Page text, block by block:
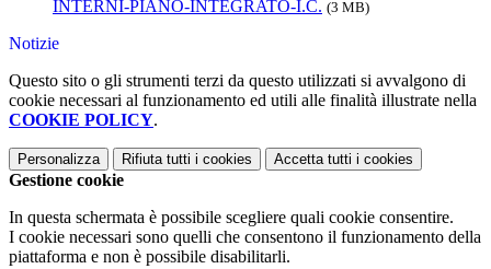
INTERNI-PIANO-INTEGRATO-I.C. (3 MB)
Notizie
Questo sito o gli strumenti terzi da questo utilizzati si avvalgono di
cookie necessari al funzionamento ed utili alle finalità illustrate nella
COOKIE POLICY.
Personalizza Rifiuta tutti i cookies Accetta tutti i cookies
Gestione cookie
In questa schermata è possibile scegliere quali cookie consentire.
I cookie necessari sono quelli che consentono il funzionamento della
piattaforma e non è possibile disabilitarli.